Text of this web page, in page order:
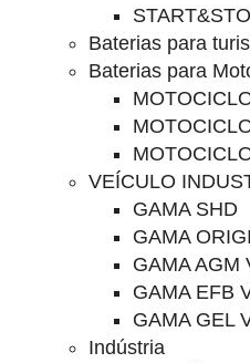
Baterias para
Baterias para
VEÍCULO
GAMA SHD
GAMA
GAMA AGM
GAMA EFB
GAMA GEL
Indústria